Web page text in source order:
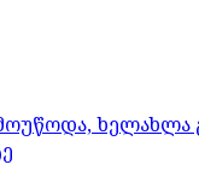
ხელახლა